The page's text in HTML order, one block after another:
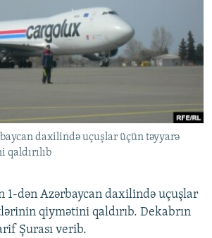
KITABXANASI
ISTIFADƏ
TELEFONUNUZDA
saytlarıdaxilində uçuşlar üçün təyyarə
1-dən Azərbaycan daxilində uçuşlar
qiymətini qaldırıb. Dekabrın
Şurası verib.